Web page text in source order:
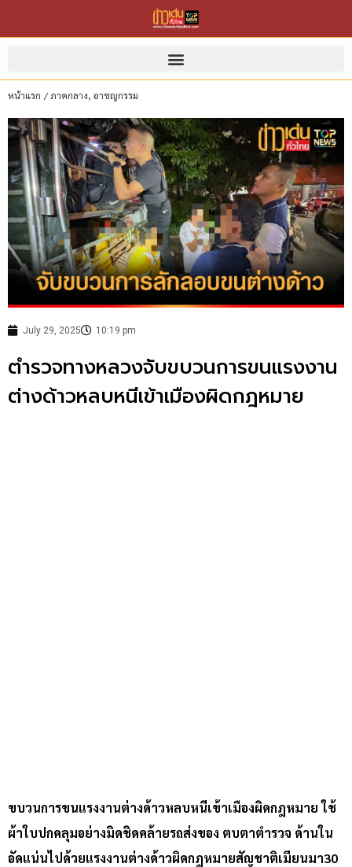
หน้าแรก /ภาคกลาง, อาชญกรรม
July 29, 2025 10:19 pm
ตำรวจทางหลวงจับขบวนการขนแรงงาน
ต่างด้าวหลบหนีเข้าเมืองผิดกฎหมาย
ขบวนการขนแรงงานต่างด้าวหลบหนีเข้าเมืองผิดกฎหมาย ใช้
ผ้าใบปกคลุมอย่างมิดชิดคล้ายรถส่งของ ตบตาตำรวจ ด้านใน
อัดแน่นไปด้วยแรงงานต่างด้าวผิดกฎหมายสัญชาติเมียนมา30